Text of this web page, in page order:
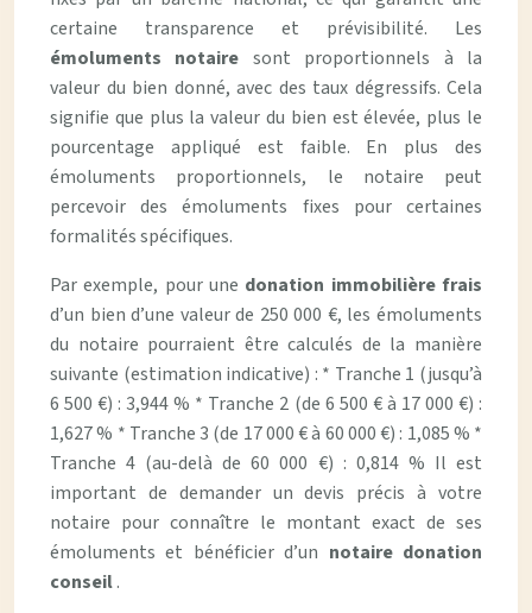
certaine transparence et prévisibilité. Les
émoluments notaire sont proportionnels à la
valeur du bien donné, avec des taux dégressifs. Cela
signifie que plus la valeur du bien est élevée, plus le
pourcentage appliqué est faible. En plus des
émoluments proportionnels, le notaire peut
percevoir des émoluments fixes pour certaines
formalités spécifiques.
Par exemple, pour une donation immobilière frais
d’un bien d’une valeur de 250 000 €, les émoluments
du notaire pourraient être calculés de la manière
suivante (estimation indicative) : * Tranche 1 (jusqu’à
6 500 €) : 3,944 % * Tranche 2 (de 6 500 € à 17 000 €) :
1,627 % * Tranche 3 (de 17 000 € à 60 000 €) : 1,085 % *
Tranche 4 (au-delà de 60 000 €) : 0,814 % Il est
important de demander un devis précis à votre
notaire pour connaître le montant exact de ses
émoluments et bénéficier d’un notaire donation
conseil.